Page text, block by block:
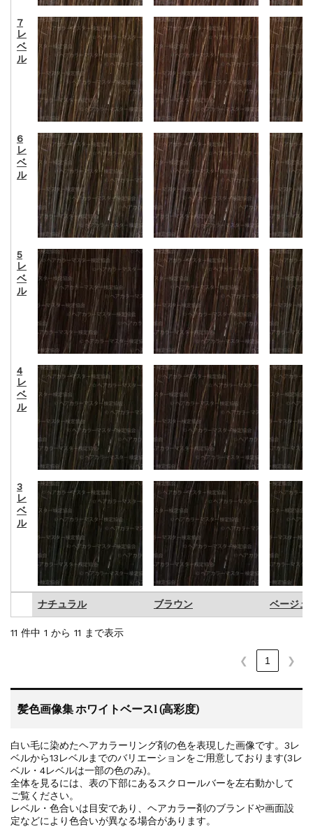
ブラウン
7
レ
ベ
ル
6
レ
ベ
ル
5
レ
ベ
ル
4
レ
ベ
ル
3
レ
ベ
ル
ナチュラル ブラウン ベージュ
11 件中 1 から 11 まで表示
❮ 1 ❯
髪色画像集 ホワイトベース1 (高彩度)
白い毛に染めたヘアカラーリング剤の色を表現した画像です。3レ
ベルから13レベルまでのバリエーションをご用意しております(3レ
ベル・4レベルは一部の色のみ)。
全体を見るには、表の下部にあるスクロールバーを左右動かして
ご覧ください。
レベル・色合いは目安であり、ヘアカラー剤のブランドや画面設
定などにより色合いが異なる場合があります。